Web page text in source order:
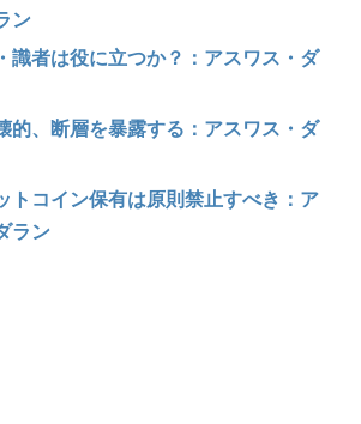
ン
識者は役に立つか？：アスワス・ダ
的、断層を暴露する：アスワス・ダ
トコイン保有は原則禁止すべき：ア
ラン